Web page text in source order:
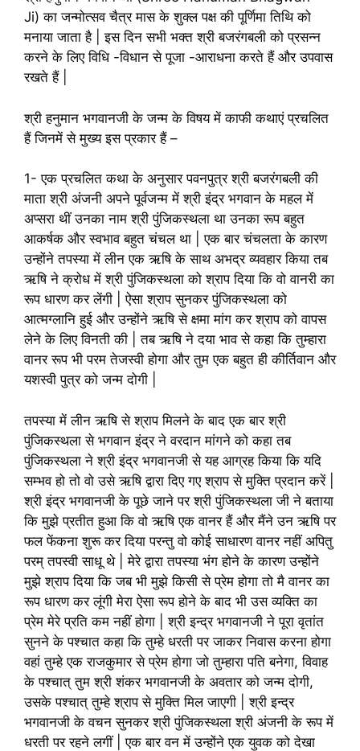
Ji) का जन्मोत्सव चैत्र मास के शुक्ल पक्ष की पूर्णिमा तिथि को
मनाया जाता है | इस दिन सभी भक्त श्री बजरंगबली को प्रसन्न
करने के लिए विधि -विधान से पूजा -आराधना करते हैं और उपवास
रखते हैं |
श्री हनुमान भगवानजी के जन्म के विषय में काफी कथाएं प्रचलित
हैं जिनमें से मुख्य इस प्रकार हैं –
1- एक प्रचलित कथा के अनुसार पवनपुत्र श्री बजरंगबली की
माता श्री अंजनी अपने पूर्वजन्म में श्री इंद्र भगवान के महल में
अप्सरा थीं उनका नाम श्री पुंजिकस्थला था उनका रूप बहुत
आकर्षक और स्वभाव बहुत चंचल था | एक बार चंचलता के कारण
उन्होंने तपस्या में लीन एक ऋषि के साथ अभद्र व्यवहार किया तब
ऋषि ने क्रोध में श्री पुंजिकस्थला को श्राप दिया कि वो वानरी का
रूप धारण कर लेंगी | ऐसा श्राप सुनकर पुंजिकस्थला को
आत्मग्लानि हुई और उन्होंने ऋषि से क्षमा मांग कर श्राप को वापस
लेने के लिए विनती की | तब ऋषि ने दया भाव से कहा कि तुम्हारा
वानर रूप भी परम तेजस्वी होगा और तुम एक बहुत ही कीर्तिवान और
यशस्वी पुत्र को जन्म दोगी |
तपस्या में लीन ऋषि से श्राप मिलने के बाद एक बार श्री
पुंजिकस्थला से भगवान इंद्र ने वरदान मांगने को कहा तब
पुंजिकस्थला ने श्री इंद्र भगवानजी से यह आग्रह किया कि यदि
सम्भव हो तो वो उसे ऋषि द्वारा दिए गए श्राप से मुक्ति प्रदान करें |
श्री इंद्र भगवानजी के पूछे जाने पर श्री पुंजिकस्थला जी ने बताया
कि मुझे प्रतीत हुआ कि वो ऋषि एक वानर हैं और मैंने उन ऋषि पर
फल फेंकना शुरू कर दिया परन्तु वो कोई साधारण वानर नहीं अपितु
परम् तपस्वी साधू थे | मेरे द्वारा तपस्या भंग होने के कारण उन्होंने
मुझे श्राप दिया कि जब भी मुझे किसी से प्रेम होगा तो मै वानर का
रूप धारण कर लूंगी मेरा ऐसा रूप होने के बाद भी उस व्यक्ति का
प्रेम मेरे प्रति कम नहीं होगा | श्री इन्द्र भगवानजी ने पूरा वृतांत
सुनने के पश्चात कहा कि तुम्हे धरती पर जाकर निवास करना होगा
वहां तुम्हे एक राजकुमार से प्रेम होगा जो तुम्हारा पति बनेगा, विवाह
के पश्चात् तुम श्री शंकर भगवानजी के अवतार को जन्म दोगी,
उसके पश्चात् तुम्हे श्राप से मुक्ति मिल जाएगी | श्री इन्द्र
भगवानजी के वचन सुनकर श्री पुंजिकस्थला श्री अंजनी के रूप में
धरती पर रहने लगीं | एक बार वन में उन्होंने एक युवक को देखा